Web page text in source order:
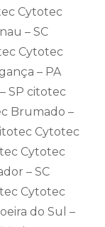
Cytotec
– SC
Cytotec
– PA
SP citotec
Brumado –
Cytotec
Cytotec
– SC
Cytotec
do Sul –